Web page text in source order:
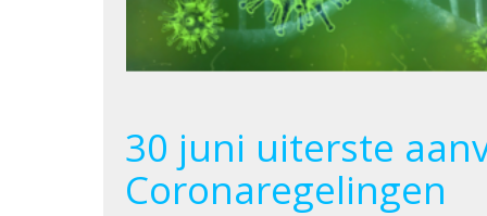
30 juni uiterste
Coronaregelingen